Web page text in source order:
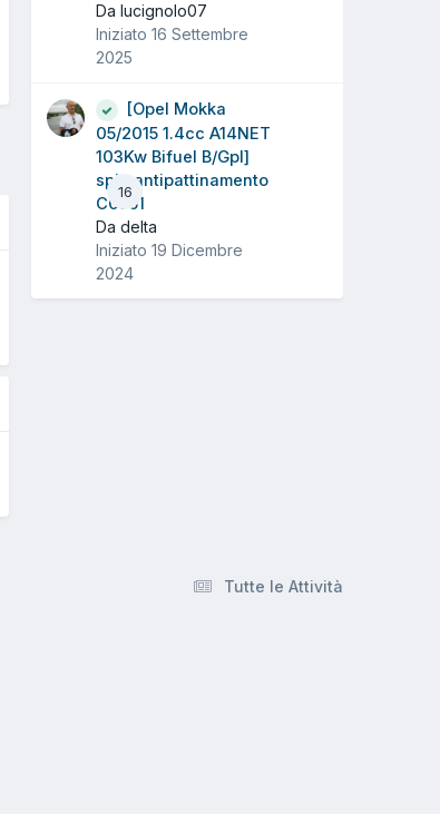
Da lucignolo07
Iniziato 16 Settembre
2025
16
[Opel Mokka
05/2015 1.4cc A14NET
103Kw Bifuel B/Gpl]
spia antipattinamento
C0561
Da delta
Iniziato 19 Dicembre
2024
Tutte le Attività